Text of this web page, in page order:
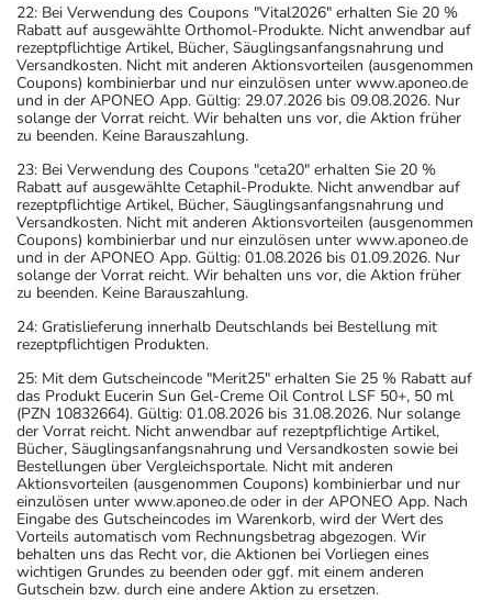
22: Bei Verwendung des Coupons "Vital2026" erhalten Sie 20 %
Rabatt auf ausgewählte Orthomol-Produkte. Nicht anwendbar auf
rezeptpflichtige Artikel, Bücher, Säuglingsanfangsnahrung und
Versandkosten. Nicht mit anderen Aktionsvorteilen (ausgenommen
Coupons) kombinierbar und nur einzulösen unter www.aponeo.de
und in der APONEO App. Gültig: 29.07.2026 bis 09.08.2026. Nur
solange der Vorrat reicht. Wir behalten uns vor, die Aktion früher
zu beenden. Keine Barauszahlung.
23: Bei Verwendung des Coupons "ceta20" erhalten Sie 20 %
Rabatt auf ausgewählte Cetaphil-Produkte. Nicht anwendbar auf
rezeptpflichtige Artikel, Bücher, Säuglingsanfangsnahrung und
Versandkosten. Nicht mit anderen Aktionsvorteilen (ausgenommen
Coupons) kombinierbar und nur einzulösen unter www.aponeo.de
und in der APONEO App. Gültig: 01.08.2026 bis 01.09.2026. Nur
solange der Vorrat reicht. Wir behalten uns vor, die Aktion früher
zu beenden. Keine Barauszahlung.
24: Gratislieferung innerhalb Deutschlands bei Bestellung mit
rezeptpflichtigen Produkten.
25: Mit dem Gutscheincode "Merit25" erhalten Sie 25 % Rabatt auf
das Produkt Eucerin Sun Gel-Creme Oil Control LSF 50+, 50 ml
(PZN 10832664). Gültig: 01.08.2026 bis 31.08.2026. Nur solange
der Vorrat reicht. Nicht anwendbar auf rezeptpflichtige Artikel,
Bücher, Säuglingsanfangsnahrung und Versandkosten sowie bei
Bestellungen über Vergleichsportale. Nicht mit anderen
Aktionsvorteilen (ausgenommen Coupons) kombinierbar und nur
einzulösen unter www.aponeo.de oder in der APONEO App. Nach
Eingabe des Gutscheincodes im Warenkorb, wird der Wert des
Vorteils automatisch vom Rechnungsbetrag abgezogen. Wir
behalten uns das Recht vor, die Aktionen bei Vorliegen eines
wichtigen Grundes zu beenden oder ggf. mit einem anderen
Gutschein bzw. durch eine andere Aktion zu ersetzen.